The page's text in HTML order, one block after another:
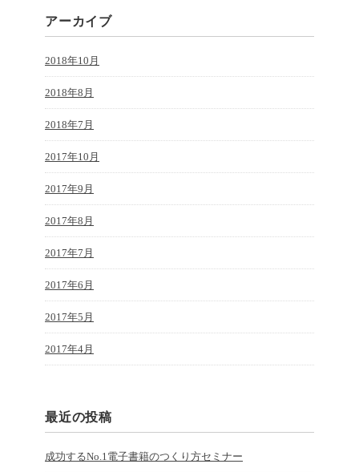
アーカイブ
2018年10月
2018年8月
2018年7月
2017年10月
2017年9月
2017年8月
2017年7月
2017年6月
2017年5月
2017年4月
最近の投稿
成功するNo.1電子書籍のつくり方セミナー